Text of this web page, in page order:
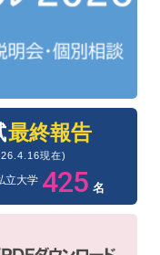
最終報告
現在)
立大学 425 名